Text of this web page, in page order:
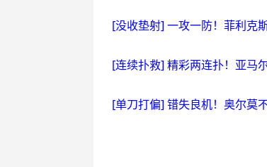
[没收垫射] 一攻一防！菲利克
[连续扑救] 精彩两连扑！亚马
[单刀打偏] 错失良机！奥尔莫